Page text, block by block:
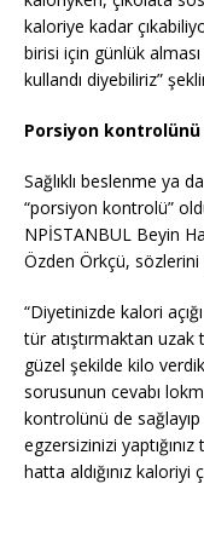
kaloriye kadar
birisi için günlük
kullandı diyebiliriz”
Porsiyon kontrolünü
Sağlıklı beslenme ya
“porsiyon kontrolü”
NPİSTANBUL Beyin
Özden Örkçü, sözlerini
“Diyetinizde kalori
tür atıştırmaktan uzak
güzel şekilde kilo
sorusunun cevabı
kontrolünü de
egzersizinizi
hatta aldığınız kaloriyi